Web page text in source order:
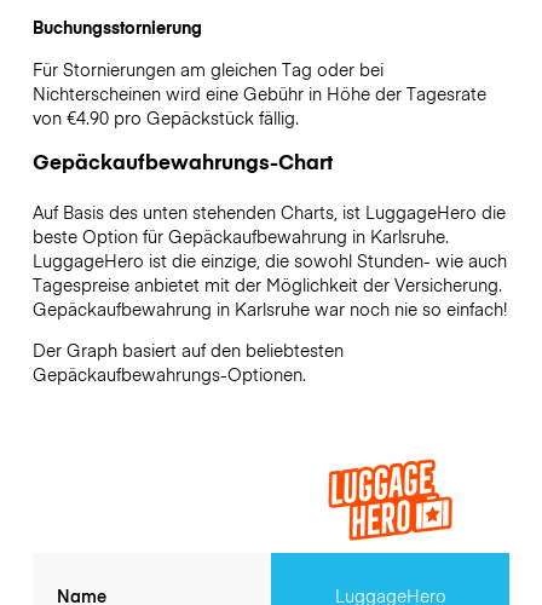
Buchungsstornierung
Für Stornierungen am gleichen Tag oder bei
Nichterscheinen wird eine Gebühr in Höhe der Tagesrate
von €4.90 pro Gepäckstück fällig.
Gepäckaufbewahrungs-Chart
Auf Basis des unten stehenden Charts, ist LuggageHero die
beste Option für Gepäckaufbewahrung in Karlsruhe.
LuggageHero ist die einzige, die sowohl Stunden- wie auch
Tagespreise anbietet mit der Möglichkeit der Versicherung.
Gepäckaufbewahrung in Karlsruhewar noch nie so einfach!
Der Graph basiert auf den beliebtesten
Gepäckaufbewahrungs-Optionen.
Name LuggageHero